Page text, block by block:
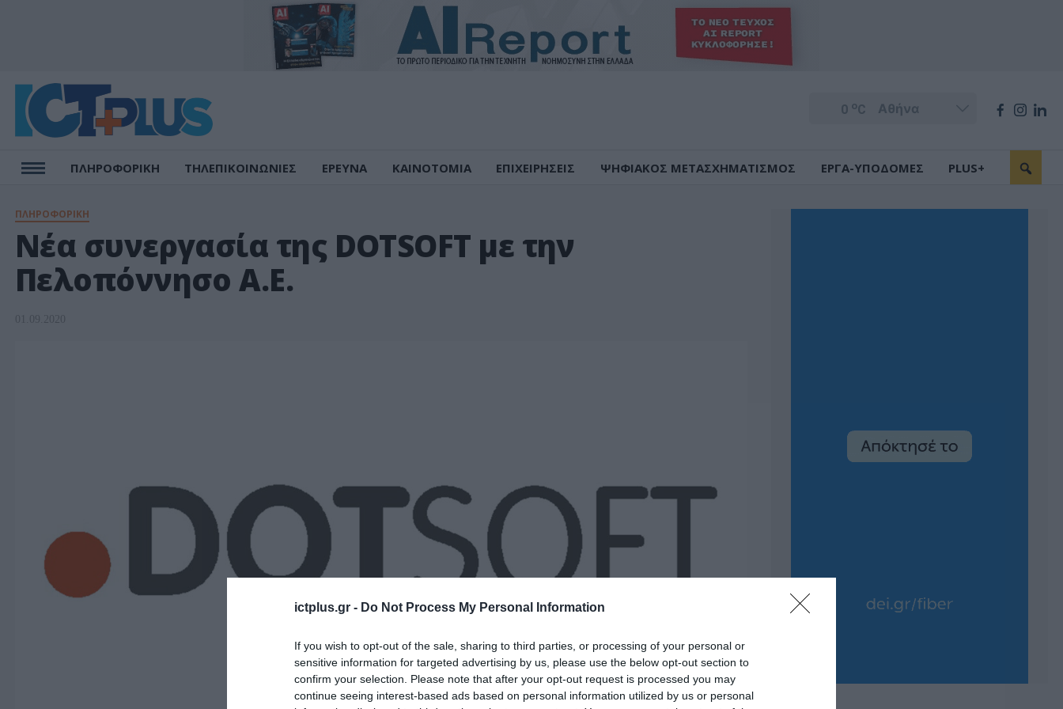
ictplus.gr - Do Not Process My Personal Information
If you wish to opt-out of the sale, sharing to third parties, or processing of your personal or
sensitive information for targeted advertising by us, please use the below opt-out section to
confirm your selection. Please note that after your opt-out request is processed you may
continue seeing interest-based ads based on personal information utilized by us or personal
0 oC
ΠΛΗΡΟΦΟΡΙΚΗ ΤΗΛΕΠΙΚΟΙΝΩΝΙΕΣ ΕΡΕΥΝΑ ΚΑΙΝΟΤΟΜΙΑ ΕΠΙΧΕΙΡΗΣΕΙΣ ΨΗΦΙΑΚΟΣ ΜΕΤΑΣΧΗΜΑΤΙΣΜΟΣ ΕΡΓΑ-ΥΠΟΔΟΜΕΣ PLUS+
ΠΛΗΡΟΦΟΡΙΚΗ
Νέα συνεργασία της DOTSOFT με την
Πελοπόννησο Α.Ε.
01.09.2020